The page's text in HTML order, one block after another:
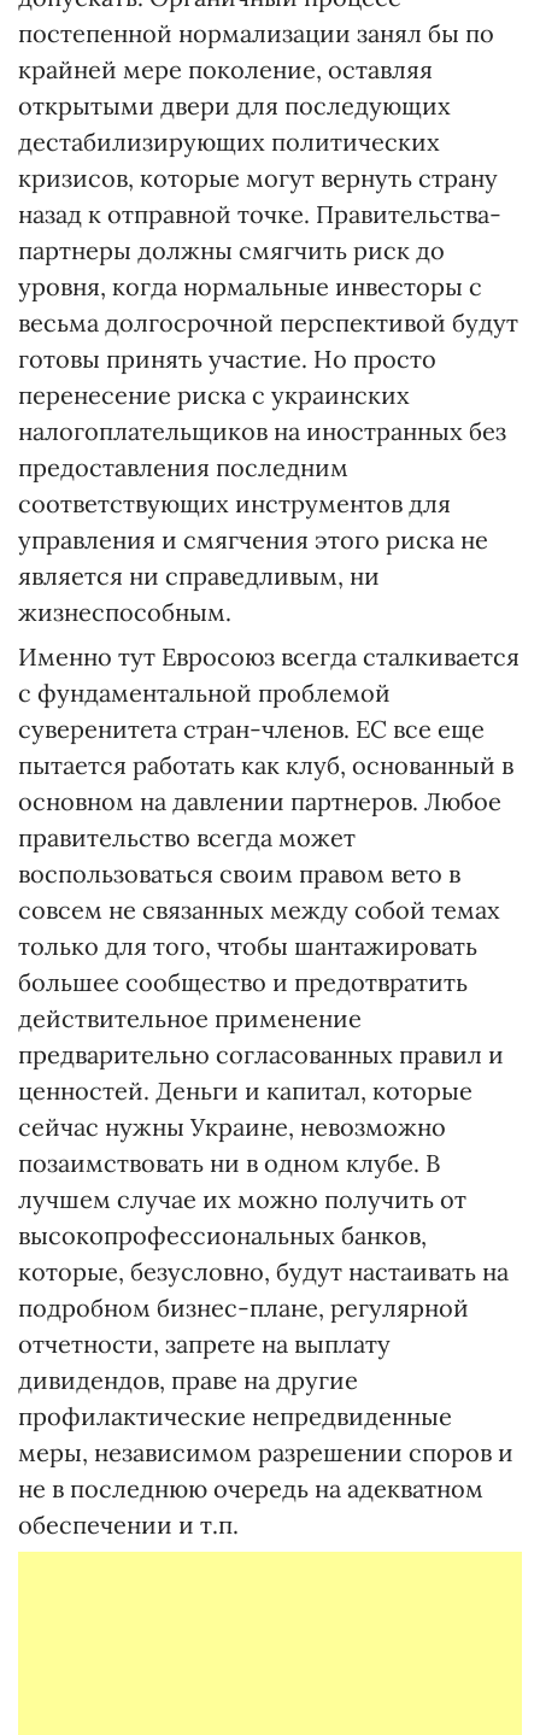
постепенной нормализации занял бы по
крайней мере поколение, оставляя
открытыми двери для последующих
дестабилизирующих политических
кризисов, которые могут вернуть страну
назад к отправной точке. Правительства-
партнеры должны смягчить риск до
уровня, когда нормальные инвесторы с
весьма долгосрочной перспективой будут
готовы принять участие. Но просто
перенесение риска с украинских
налогоплательщиков на иностранных без
предоставления последним
соответствующих инструментов для
управления и смягчения этого риска не
является ни справедливым, ни
жизнеспособным.
Именно тут Евросоюз всегда сталкивается
с фундаментальной проблемой
суверенитета стран-членов. ЕС все еще
пытается работать как клуб, основанный в
основном на давлении партнеров. Любое
правительство всегда может
воспользоваться своим правом вето в
совсем не связанных между собой темах
только для того, чтобы шантажировать
большее сообщество и предотвратить
действительное применение
предварительно согласованных правил и
ценностей. Деньги и капитал, которые
сейчас нужны Украине, невозможно
позаимствовать ни в одном клубе. В
лучшем случае их можно получить от
высокопрофессиональных банков,
которые, безусловно, будут настаивать на
подробном бизнес-плане, регулярной
отчетности, запрете на выплату
дивидендов, праве на другие
профилактические непредвиденные
меры, независимом разрешении споров и
не в последнюю очередь на адекватном
обеспечении и т.п.